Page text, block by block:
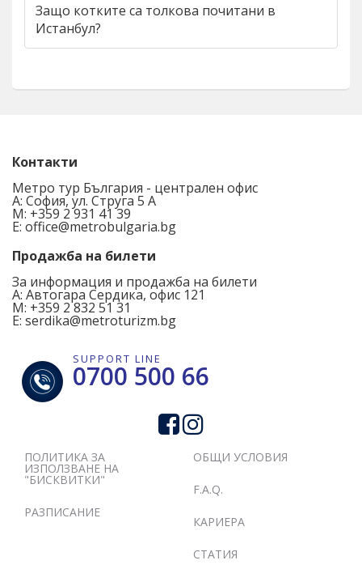
Защо котките са толкова почитани в
Истанбул?
Контакти
Метро тур България - централен офис
A: София, ул. Струга 5 А
M: +359 2 931 41 39
E: office@metrobulgaria.bg
Продажба на билети
За информация и продажба на билети
А: Автогара Сердика, офис 121
M: +359 2 832 51 31
E: serdika@metroturizm.bg
SUPPORT LINE
0700 500 66
ПОЛИТИКА ЗА
ИЗПОЛЗВАНЕ НА
"БИСКВИТКИ"
РАЗПИСАНИЕ
ОБЩИ УСЛОВИЯ
F.A.Q.
КАРИЕРА
СТАТИЯ